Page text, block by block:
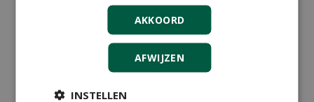
magazijnmedewerker
(fulltime) bij DSV zaden
Nederland B.V.
27-07-2026, Ven Zelderheide
meer Groene Banen
AKKOORD
AFWIJZEN
INSTELLEN